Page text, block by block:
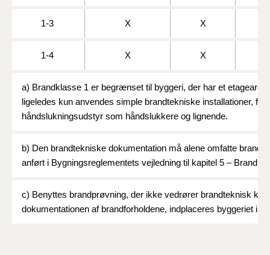
BR18 (4/7-31/12
2019)
BR18 (1/1-4/7 2019)
2018)
BR18 (1/1-30/6
BR15 (2015-2018)
Tidligere BR (1961-
2010)
1-3 X X
1-4 X X
a) Brandklasse 1 er begrænset til byggeri, der har et
ligeledes kun anvendes simple brandtekniske installationer,
håndslukningsudstyr som håndslukkere og lignende.
b) Den brandtekniske dokumentation må alene omfatte
anført i Bygningsreglementets vejledning til kapitel 5 – Brand
c) Benyttes brandprøvning, der ikke vedrører brandteknisk
dokumentationen af brandforholdene, indplaceres byggeriet i